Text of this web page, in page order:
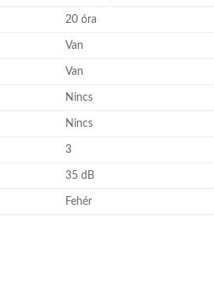
20 óra
Van
Van
Nincs
Nincs
3
35 dB
Fehér